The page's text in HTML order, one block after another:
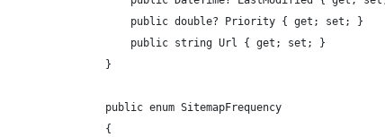
    public double? Priority { get; set; }
    public string Url { get; set; }
}
public enum SitemapFrequency
{